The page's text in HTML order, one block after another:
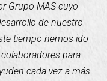
Grupo MAS cuyo
de nuestro
tiempo hemos ido
para
cada vez a más